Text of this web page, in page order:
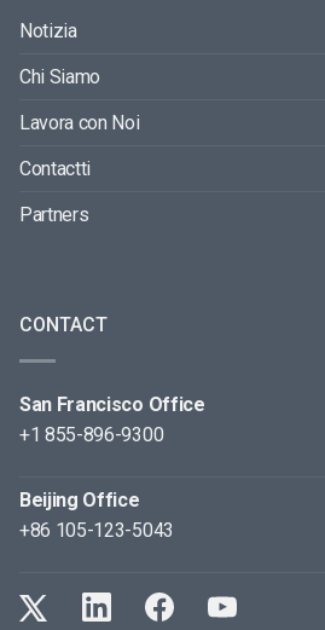
Notizia
Chi Siamo
Lavora con Noi
Contactti
Partners
CONTACT
San Francisco Office
+1 855-896-9300
Beijing Office
+86 105-123-5043